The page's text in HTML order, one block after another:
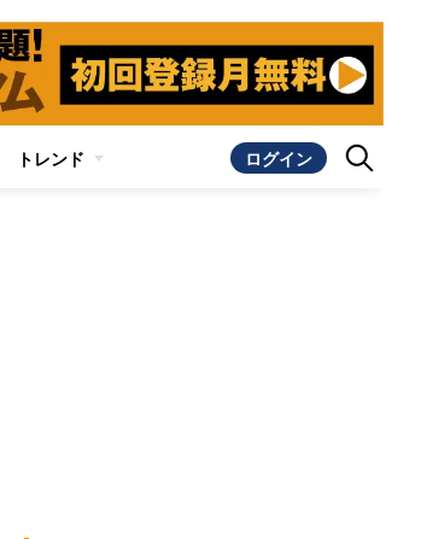
トレンド ログイン